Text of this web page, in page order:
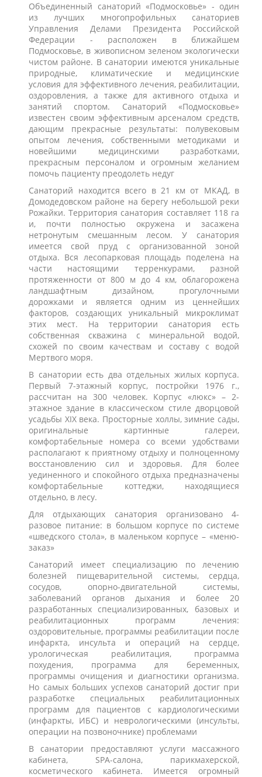
Объединенный санаторий «Подмосковье» - один
из лучших многопрофильных санаториев
Управления Делами Президента Российской
Федерации - расположен в ближайшем
Подмосковье, в живописном зеленом экологически
чистом районе. В санатории имеются уникальные
природные, климатические и медицинские
условия для эффективного лечения, реабилитации,
оздоровления, а также для активного отдыха и
занятий спортом. Санаторий «Подмосковье»
известен своим эффективным арсеналом средств,
дающим прекрасные результаты: полувековым
опытом лечения, собственными методиками и
новейшими медицинскими разработками,
прекрасным персоналом и огромным желанием
помочь пациенту преодолеть недуг
Санаторий находится всего в 21 км от МКАД, в
Домодедовском районе на берегу небольшой реки
Рожайки. Территория санатория составляет 118 га
и, почти полностью окружена и засажена
нетронутым смешанным лесом. У санатория
имеется свой пруд с организованной зоной
отдыха. Вся лесопарковая площадь поделена на
части настоящими терренкурами, разной
протяженности от 800 м до 4 км, облагорожена
ландшафтным дизайном, прогулочными
дорожками и является одним из ценнейших
факторов, создающих уникальный микроклимат
этих мест. На территории санатория есть
собственная скважина с минеральной водой,
схожей по своим качествам и составу с водой
Мертвого моря.
В санатории есть два отдельных жилых корпуса.
Первый 7-этажный корпус, постройки 1976 г.,
рассчитан на 300 человек. Корпус «люкс» – 2-
этажное здание в классическом стиле дворцовой
усадьбы ХIХ века. Просторные холлы, зимние сады,
оригинальные картинные галереи,
комфортабельные номера со всеми удобствами
располагают к приятному отдыху и полноценному
восстановлению сил и здоровья. Для более
уединенного и спокойного отдыха предназначены
комфортабельные коттеджи, находящиеся
отдельно, в лесу.
Для отдыхающих санатория организовано 4-
разовое питание: в большом корпусе по системе
«шведского стола», в маленьком корпусе – «меню-
заказ»
Санаторий имеет специализацию по лечению
болезней пищеварительной системы, сердца,
сосудов, опорно-двигательной системы,
заболеваний органов дыхания и более 20
разработанных специализированных, базовых и
реабилитационных программ лечения:
оздоровительные, программы реабилитации после
инфаркта, инсульта и операций на сердце,
урологическая реабилитация, программа
похудения, программа для беременных,
программы очищения и диагностики организма.
Но самых больших успехов санаторий достиг при
разработке специальных реабилитационных
программ для пациентов с кардиологическими
(инфаркты, ИБС) и неврологическими (инсульты,
операции на позвоночнике) проблемами
В санатории предоставляют услуги массажного
кабинета, SPA-салона, парикмахерской,
косметического кабинета. Имеется огромный